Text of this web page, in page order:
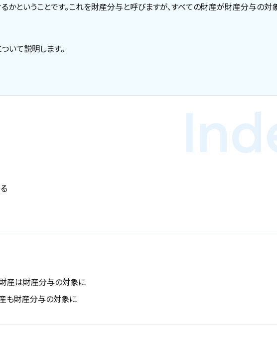
かということです。これを財産分与と呼びますが、すべての財産が財産分与の対
いて説明します。
産は財産分与の対象に
も財産分与の対象に